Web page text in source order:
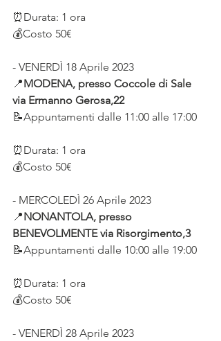
⏰Durata: 1 ora
💰Costo 50€
- VENERDÌ 18 Aprile 2023
📍MODENA, presso Coccole di Sale
via Ermanno Gerosa,22
📝Appuntamenti dalle 11:00 alle 17:00
⏰Durata: 1 ora
💰Costo 50€
- MERCOLEDÌ 26 Aprile 2023
📍NONANTOLA, presso
BENEVOLMENTE via Risorgimento,3
📝Appuntamenti dalle 10:00 alle 19:00
⏰Durata: 1 ora
💰Costo 50€
- VENERDÌ 28 Aprile 2023